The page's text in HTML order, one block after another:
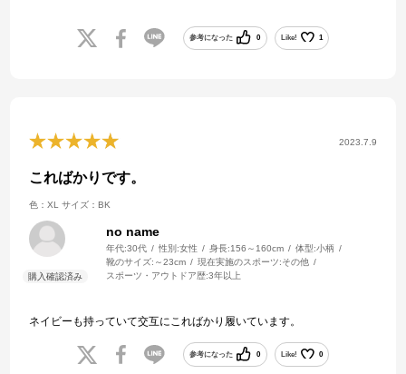
参考になった 0 Like! 1
2023.7.9
こればかりです。
色：XL サイズ：BK
no name
年代:30代 性別:女性 身長:156～160cm 体型:小柄
靴のサイズ: ～23cm 現在実施のスポーツ:その他
スポーツ・アウトドア歴:3年以上
ネイビーも持っていて交互にこればかり履いています。
参考になった 0 Like! 0